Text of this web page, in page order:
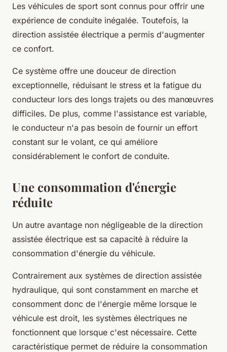
Les véhicules de sport sont connus pour offrir une
expérience de conduite inégalée. Toutefois, la
direction assistée électrique a permis d'augmenter
ce confort.
Ce système offre une douceur de direction
exceptionnelle, réduisant le stress et la fatigue du
conducteur lors des longs trajets ou des manœuvres
difficiles. De plus, comme l'assistance est variable,
le conducteur n'a pas besoin de fournir un effort
constant sur le volant, ce qui améliore
considérablement le confort de conduite.
Une consommation d'énergie
réduite
Un autre avantage non négligeable de la direction
assistée électrique est sa capacité à réduire la
consommation d'énergie du véhicule.
Contrairement aux systèmes de direction assistée
hydraulique, qui sont constamment en marche et
consomment donc de l'énergie même lorsque le
véhicule est droit, les systèmes électriques ne
fonctionnent que lorsque c'est nécessaire. Cette
caractéristique permet de réduire la consommation